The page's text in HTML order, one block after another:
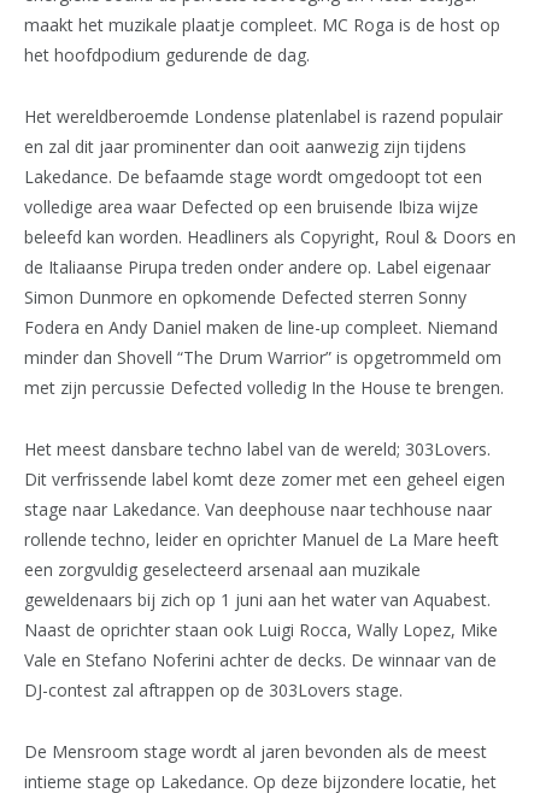
maakt het muzikale plaatje compleet. MC Roga is de host op
het hoofdpodium gedurende de dag.
Het wereldberoemde Londense platenlabel is razend populair
en zal dit jaar prominenter dan ooit aanwezig zijn tijdens
Lakedance. De befaamde stage wordt omgedoopt tot een
volledige area waar Defected op een bruisende Ibiza wijze
beleefd kan worden. Headliners als Copyright, Roul & Doors en
de Italiaanse Pirupa treden onder andere op. Label eigenaar
Simon Dunmore en opkomende Defected sterren Sonny
Fodera en Andy Daniel maken de line-up compleet. Niemand
minder dan Shovell “The Drum Warrior” is opgetrommeld om
met zijn percussie Defected volledig In the House te brengen.
Het meest dansbare techno label van de wereld; 303Lovers.
Dit verfrissende label komt deze zomer met een geheel eigen
stage naar Lakedance. Van deephouse naar techhouse naar
rollende techno, leider en oprichter Manuel de La Mare heeft
een zorgvuldig geselecteerd arsenaal aan muzikale
geweldenaars bij zich op 1 juni aan het water van Aquabest.
Naast de oprichter staan ook Luigi Rocca, Wally Lopez, Mike
Vale en Stefano Noferini achter de decks. De winnaar van de
DJ-contest zal aftrappen op de 303Lovers stage.
De Mensroom stage wordt al jaren bevonden als de meest
intieme stage op Lakedance. Op deze bijzondere locatie, het